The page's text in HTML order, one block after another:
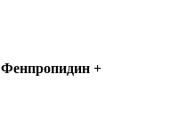
Фенпропидин +